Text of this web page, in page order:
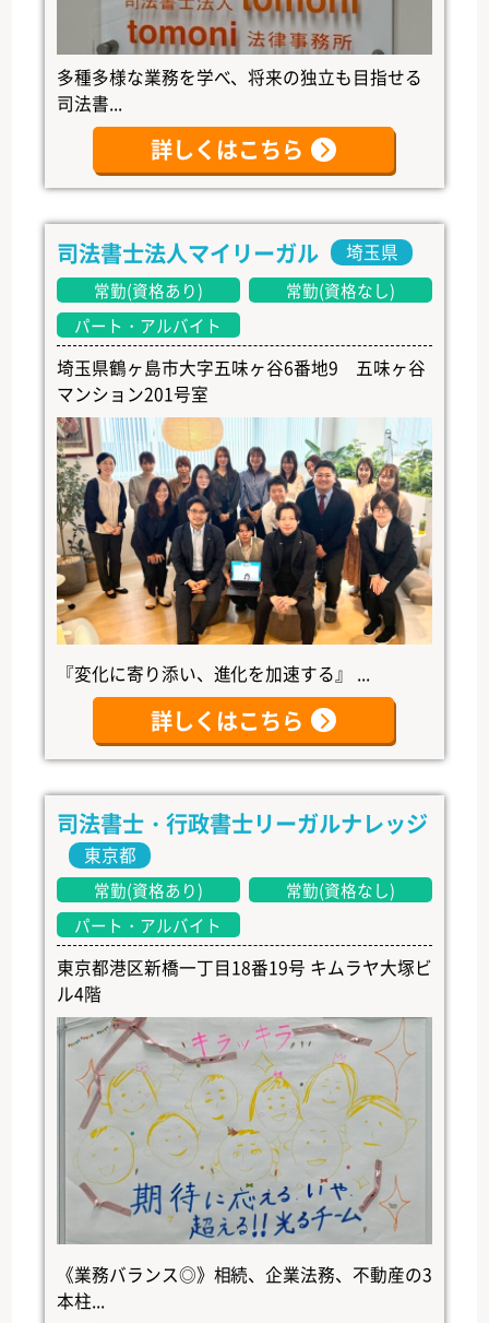
多種多様な業務を学べ、将来の独立も目指せる
司法書...
詳しくはこちら
司法書士法人マイリーガル 埼玉県
常勤(資格あり)
常勤(資格なし)
パート・アルバイト
埼玉県鶴ヶ島市大字五味ヶ谷6番地9 五味ヶ谷
マンション201号室
『変化に寄り添い、進化を加速する』 ...
詳しくはこちら
司法書士・行政書士リーガルナレッジ
東京都
常勤(資格あり)
常勤(資格なし)
パート・アルバイト
東京都港区新橋一丁目18番19号 キムラヤ大塚ビ
ル4階
《業務バランス◎》相続、企業法務、不動産の3
本柱...